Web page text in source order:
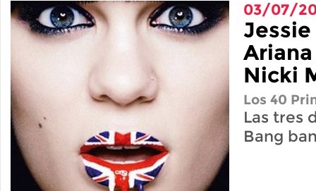
03/07/
Nicki
Los 40
Las tres
Bang